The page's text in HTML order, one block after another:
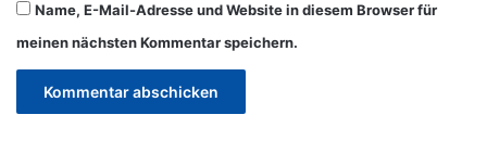
Name, E-Mail-Adresse und Website in diesem Browser für
meinen nächsten Kommentar speichern.